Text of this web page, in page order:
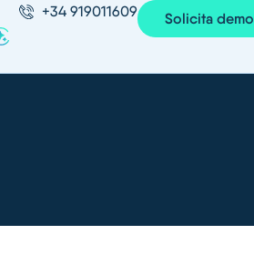
+34 919011609 Solicita demo